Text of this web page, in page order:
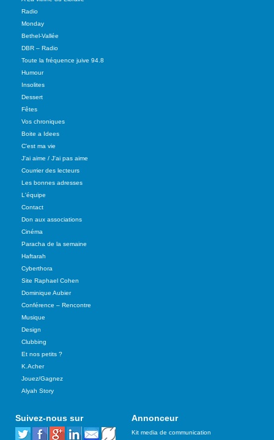
Radio
Monday
Bethel-Vallée
DBR – Radio
Toute la fréquence juive 94.8
Humour
Insolites
Dessert
Fêtes
Vos chroniques
Boite a Idees
C'est ma vie
J'ai aime / J'ai pas aime
Courrier des lecteurs
Les bonnes adresses
L'équipe
Contact
Don aux associations
Cinéma
Paracha de la semaine
Haftarah
Cyberthora
Site Raphael Cohen
Dominique Aubier
Conférence – Rencontre
Musique
Design
Clubbing
Et nos petits ?
K.Acher
Jouez/Gagnez
Alyah Story
Suivez-nous sur Annonceur
Kit media de communication